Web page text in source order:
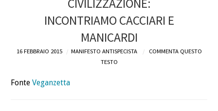
CIVILIZZAZIONE:
INCONTRIAMO CACCIARI E
MANICARDI
16 FEBBRAIO 2015 MANIFESTO ANTISPECISTA
COMMENTA QUESTO
TESTO
FonteVeganzetta